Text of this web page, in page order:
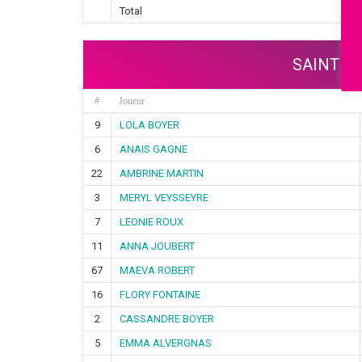
Total
SAINT
# Joueur
9 LOLA BOYER
6
ANAIS GAGNE
22
AMBRINE MARTIN
3
MERYL VEYSSEYRE
7
LEONIE ROUX
11
ANNA JOUBERT
67
MAEVA ROBERT
16
FLORY FONTAINE
2
CASSANDRE BOYER
5
EMMA ALVERGNAS